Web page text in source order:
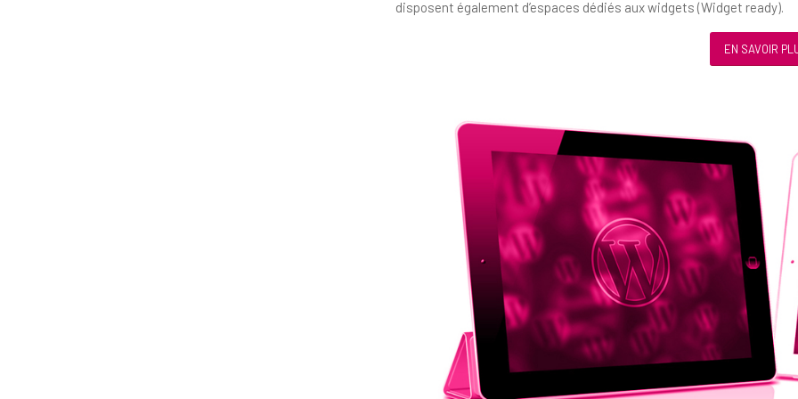
disposent également d’espaces dédiés aux widgets (Widget ready).
EN SAVOIR